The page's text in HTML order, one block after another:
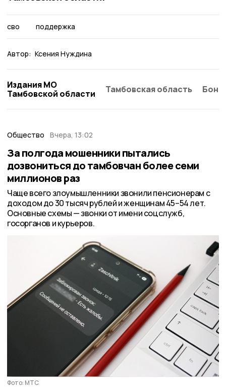
сво поддержка
Автор: Ксения Нуждина
Издания МО
Тамбовской области
Тамбовская область
Общество Вчера, 13:02
За полгода мошенники пытались
дозвониться до тамбовчан более семи
миллионов раз
Чаще всего злоумышленники звонили пенсионерам с
доходом до 30 тысяч рублей и женщинам 45–54 лет.
Основные схемы — звонки от имени соцслужб,
госорганов и курьеров.
Фото: МТС